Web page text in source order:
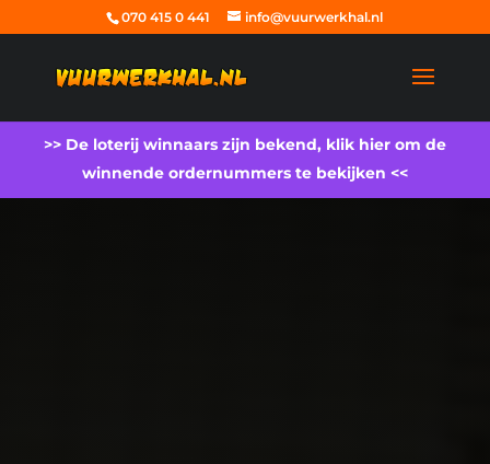
070 415 0 441 info@vuurwerkhal.nl
>> De loterij winnaars zijn bekend, klik hier om de
winnende ordernummers te bekijken <<